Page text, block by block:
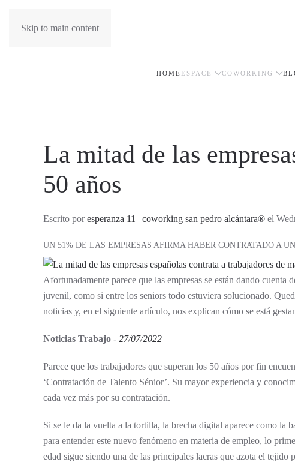
Skip to main content
HOME ESPACE COWORKING
La mitad de las
50 años
Escrito poresperanza 11 | coworking san pedro alcántara® el
UN 51% DE LAS EMPRESAS AFIRMA HABER CONTRATADO A
Afortunadamente parece que las empresas se están dando
juvenil, como si entre los seniors todo estuviera solucionado.
noticias y, en el siguiente artículo, nos explican cómo se está
Noticias Trabajo - 27/07/2022
Parece que los trabajadores que superan los 50 años por fin
‘Contratación de Talento Sénior’. Su mayor experiencia y
cada vez más por su contratación.
Si se le da la vuelta a la tortilla, la brecha digital aparece como la
para entender este nuevo fenómeno en materia de empleo, lo
edad sigue siendo una de las principales lacras que azota el tejido